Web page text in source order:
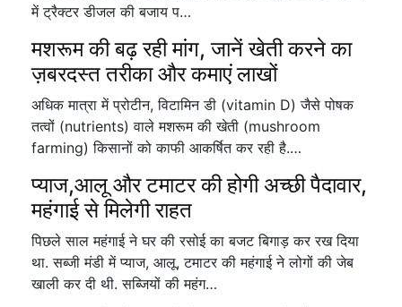
में ट्रैक्टर डीजल की बजाय प…
मशरूम की बढ़ रही मांग, जानें खेती करने का
ज़बरदस्त तरीका और कमाएं लाखों
अधिक मात्रा में प्रोटीन, विटामिन डी (vitamin D) जैसे पोषक
तत्वों (nutrients) वाले मशरूम की खेती (mushroom
farming) किसानों को काफी आकर्षित कर रही है.…
प्याज,आलू और टमाटर की होगी अच्छी पैदावार,
महंगाई से मिलेगी राहत
पिछले साल महंगाई ने घर की रसोई का बजट बिगाड़ कर रख दिया
था. सब्जी मंडी में प्याज, आलू, टमाटर की महंगाई ने लोगों की जेब
खाली कर दी थी. सब्जियों की महंग…